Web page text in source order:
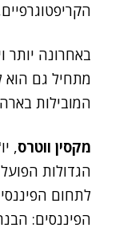
באחרונה
מתחיל גם הוא
המובילות
מקסין ווטרס,
הגדולות
לתחום
הפיננסים: